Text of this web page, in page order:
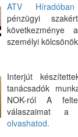
ATV Híradóban
pénzügyi
következménye
személyi
Interjút
tanácsadók
NOK-ról A
válaszaimat
olvashatod.